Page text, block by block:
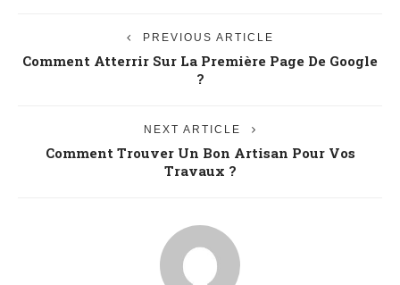
PREVIOUS ARTICLE
Comment Atterrir Sur La Première Page De Google
?
NEXT ARTICLE
Comment Trouver Un Bon Artisan Pour Vos
Travaux ?